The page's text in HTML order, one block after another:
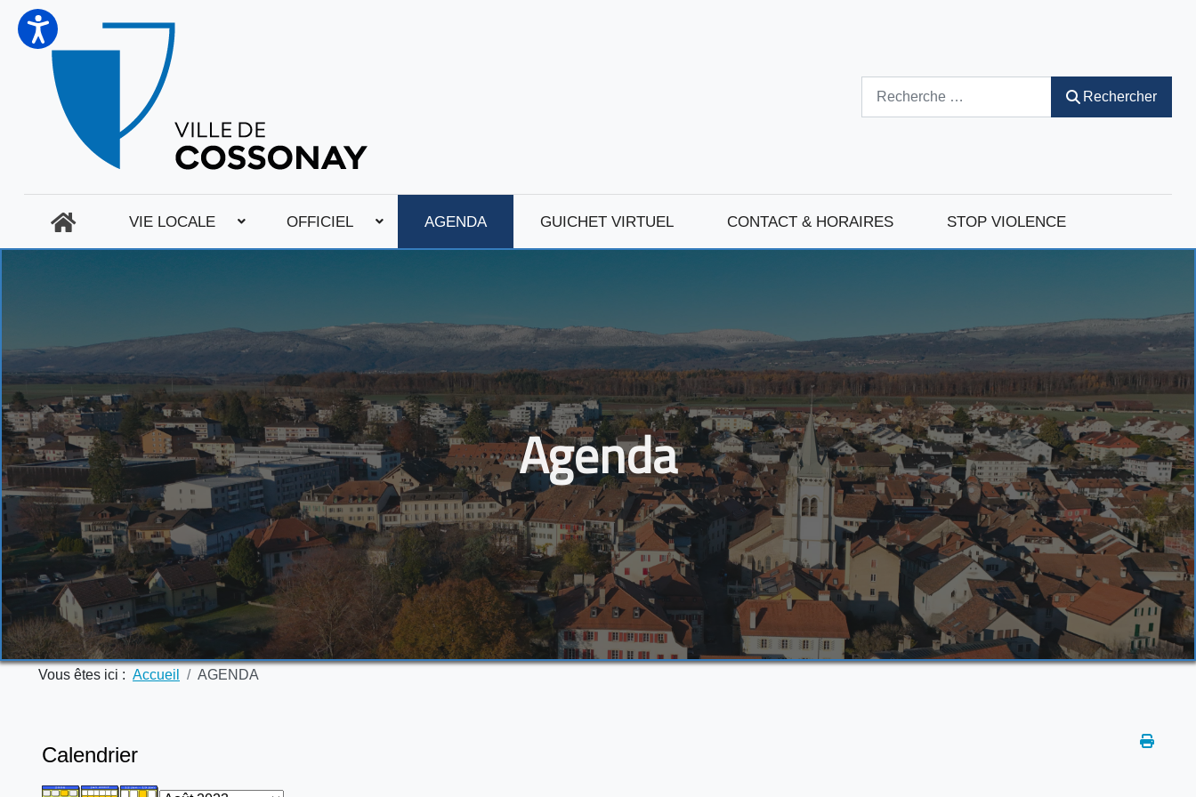
Rechercher
VIE LOCALE OFFICIEL AGENDA GUICHET VIRTUEL CONTACT & HORAIRES STOP VIOLENCE
Agenda
Vous êtes ici : Accueil AGENDA
Calendrier